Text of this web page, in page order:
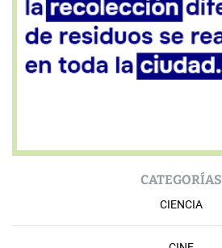
CATEGORÍAS
CIENCIA